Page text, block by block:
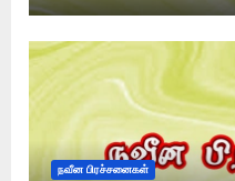
நவீன பிரச்சனைகள்